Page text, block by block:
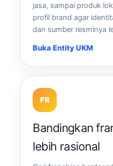
jasa, sampai produk
profil brand agar
dan sumber resminya
Buka Entity UKM
FR
Bandingkan
lebih rasional